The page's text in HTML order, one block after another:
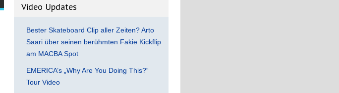
Video Updates
Bester Skateboard Clip aller Zeiten? Arto
Saari über seinen berühmten Fakie Kickflip
am MACBA Spot
EMERICA’s „Why Are You Doing This?“
Tour Video